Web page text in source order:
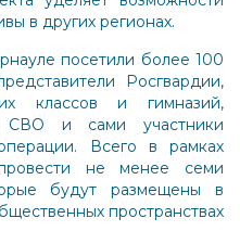
в других регионах.
посетили более 100
Росгвардии,
классов и гимназий,
СВО и сами участники
Всего в рамках
не менее семи
будут размещены в
пространствах